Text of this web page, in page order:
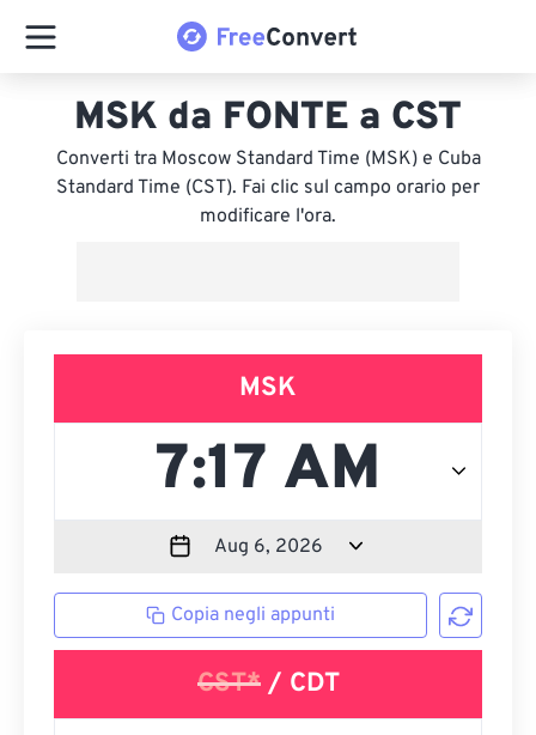
MSK da FONTE a CST
Converti tra Moscow Standard Time (MSK) e Cuba
Standard Time (CST). Fai clic sul campo orario per
modificare l'ora.
MSK
Copia negli appunti
CST*/ CDT